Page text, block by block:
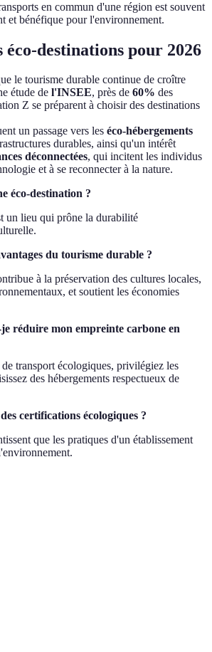
en commun d'une région est souvent
et bénéfique pour l'environnement.
éco-destinations pour 2026
le tourisme durable continue de croître
étude de l'INSEE, près de 60% des
Z se préparent à choisir des destinations
un passage vers les éco-hébergements
durables, ainsi qu'un intérêt
déconnectées, qui incitent les individus
et à se reconnecter à la nature.
éco-destination ?
un lieu qui prône la durabilité
du tourisme durable ?
à la préservation des cultures locales,
et soutient les économies
réduire mon empreinte carbone en
transport écologiques, privilégiez les
des hébergements respectueux de
certifications écologiques ?
que les pratiques d'un établissement